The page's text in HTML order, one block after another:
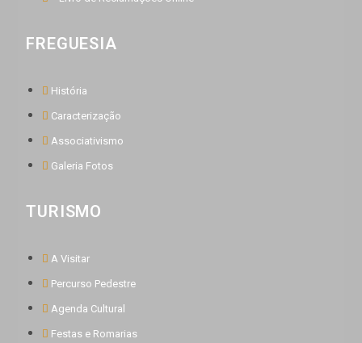
FREGUESIA
História
Caracterização
Associativismo
Galeria Fotos
TURISMO
A Visitar
Percurso Pedestre
Agenda Cultural
Festas e Romarias